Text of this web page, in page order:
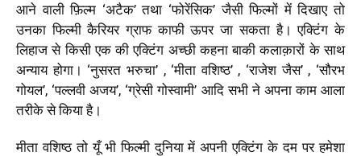
आने वाली फ़िल्म ‘अटैक’ तथा ‘फोरेंसिक’ जैसी फिल्मों में दिखाए तो
उनका फिल्मी कैरियर ग्राफ काफी ऊपर जा सकता है। एक्टिंग के
लिहाज से किसी एक की एक्टिंग अच्छी कहना बाकी कलाक़ारों के साथ
अन्याय होगा। ‘नुसरत भरुचा’ , ‘मीता वशिष्ठ’ , ‘राजेश जैस’ , ‘सौरभ
गोयल’, ‘पल्लवी अजय’, ‘ग्रेसी गोस्वामी’ आदि सभी ने अपना काम आला
तरीके से किया है।
मीता वशिष्ठ तो यूँ भी फिल्मी दुनिया में अपनी एक्टिंग के दम पर हमेशा